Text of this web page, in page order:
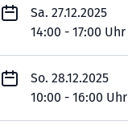
Sa. 27.12.2025
14:00 - 17:00 Uhr
So. 28.12.2025
10:00 - 16:00 Uhr